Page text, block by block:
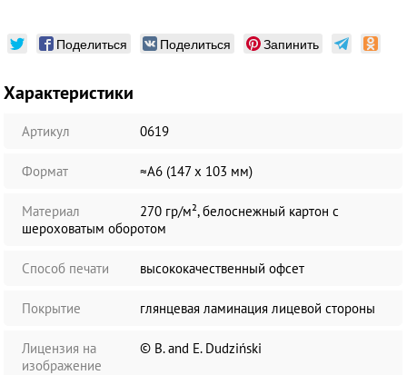
Поделиться Поделиться Запинить
Характеристики
Артикул 0619
Формат ≈А6 (147 х 103 мм)
Материал
270 гр/м², белоснежный картон с
шероховатым оборотом
Способ печати высококачественный офсет
Покрытие глянцевая ламинация лицевой стороны
Лицензия на
изображение
© B. and E. Dudziński